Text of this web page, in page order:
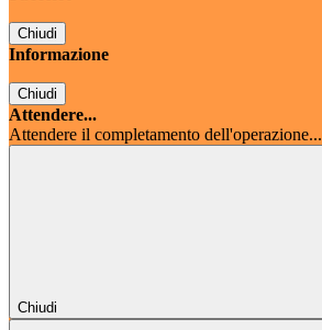
Chiudi
Informazione
Chiudi
Attendere...
Attendere il completamento dell'operazione...
Chiudi